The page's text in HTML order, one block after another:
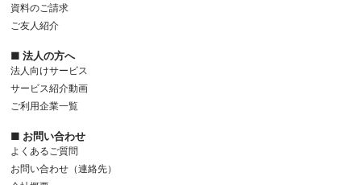
資料のご請求
ご友人紹介
■ 法人の方へ
法人向けサービス
サービス紹介動画
ご利用企業一覧
■ お問い合わせ
よくあるご質問
お問い合わせ（連絡先）